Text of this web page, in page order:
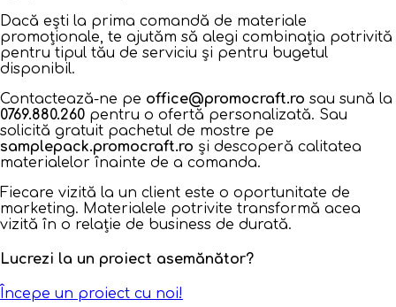
Dacă ești la prima comandă de materiale
promoționale, te ajutăm să alegi combinația potrivită
pentru tipul tău de serviciu și pentru bugetul
disponibil.
Contactează-ne pe office@promocraft.ro sau sună la
0769.880.260 pentru o ofertă personalizată. Sau
solicită gratuit pachetul de mostre pe
samplepack.promocraft.ro și descoperă calitatea
materialelor înainte de a comanda.
Fiecare vizită la un client este o oportunitate de
marketing. Materialele potrivite transformă acea
vizită în o relație de business de durată.
Lucrezi la un proiect asemănător?
Începe un proiect cu noi!